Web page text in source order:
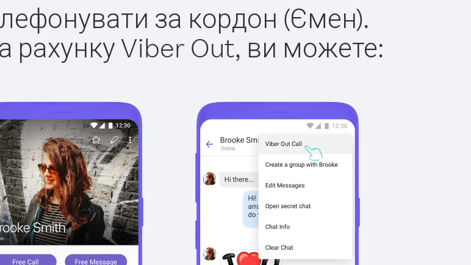
за кордон (Ємен).
рахунку Viber Out, ви можете: